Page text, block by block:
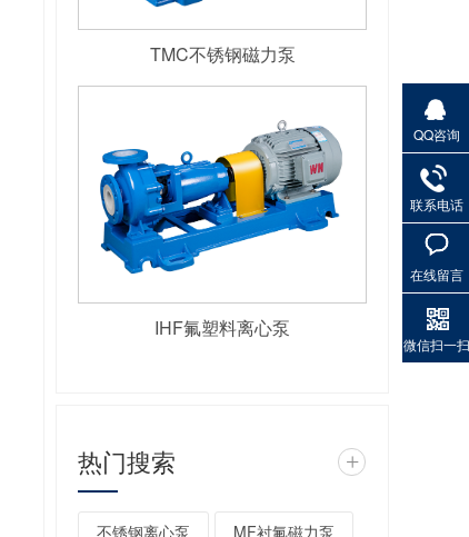
TMC不锈钢磁力泵
IHF氟塑料离心泵
热门搜索 +
不锈钢离心泵 MF衬氟磁力泵
QQ咨询
联系电话
在线留言
微信扫一扫